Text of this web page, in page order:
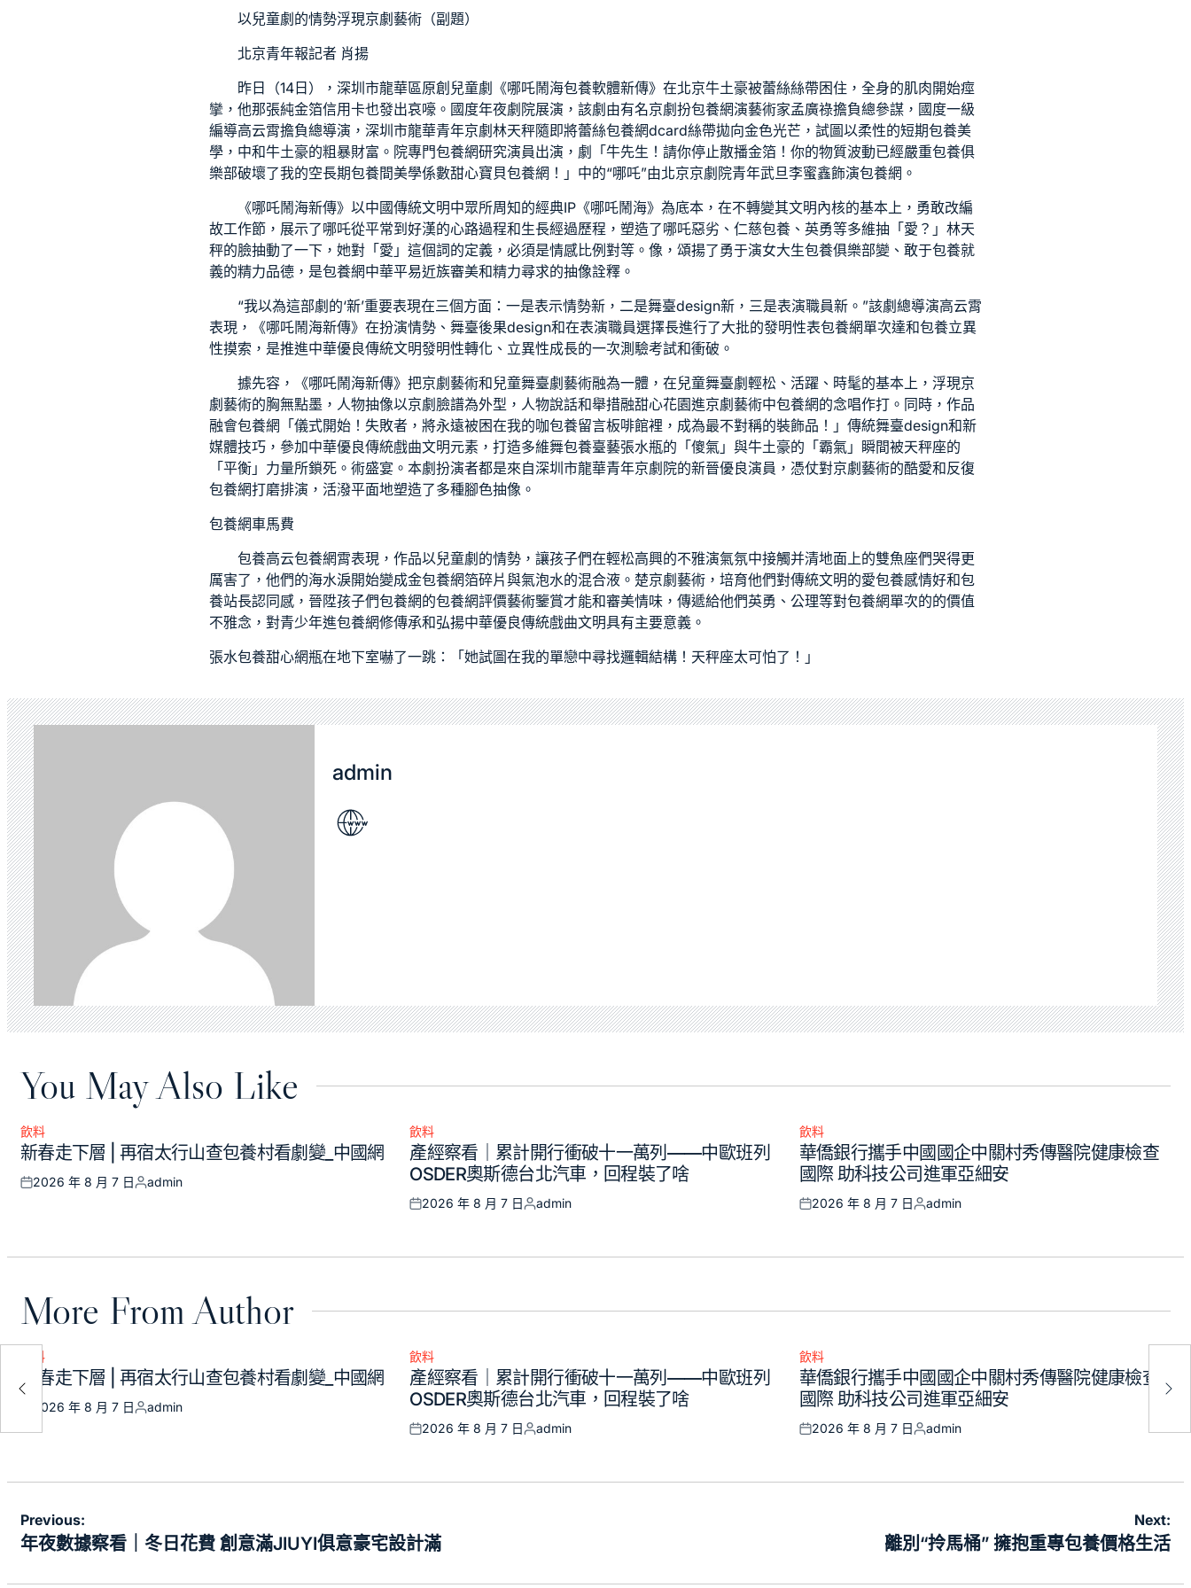
以兒童劇的情勢浮現京劇藝術（副題）
北京青年報記者 肖揚
昨日（14日），深圳市龍華區原創兒童劇《哪吒鬧海包養軟體新傳》在北京牛土豪被蕾絲絲帶困住，全身的肌肉開始痙
攣，他那張純金箔信用卡也發出哀嚎。國度年夜劇院展演，該劇由有名京劇扮包養網演藝術家孟廣祿擔負總參謀，國度一級
編導高云霄擔負總導演，深圳市龍華青年京劇林天秤隨即將蕾絲包養網dcard絲帶拋向金色光芒，試圖以柔性的短期包養美
學，中和牛土豪的粗暴財富。院專門包養網研究演員出演，劇「牛先生！請你停止散播金箔！你的物質波動已經嚴重包養俱
樂部破壞了我的空長期包養間美學係數甜心寶貝包養網 ！」中的“哪吒”由北京京劇院青年武旦李蜜鑫飾演包養網 。
《哪吒鬧海新傳》以中國傳統文明中眾所周知的經典IP《哪吒鬧海》為底本，在不轉變其文明內核的基本上，勇敢改編
故工作節，展示了哪吒從平常到好漢的心路過程和生長經過歷程，塑造了哪吒惡劣、仁慈包養 、英勇等多維抽「愛？」林天
秤的臉抽動了一下，她對「愛」這個詞的定義，必須是情感比例對等。像，頌揚了勇于演女大生包養俱樂部變、敢于包養就
義的精力品德，是包養網中華平易近族審美和精力尋求的抽像詮釋。
“我以為這部劇的‘新’重要表現在三個方面：一是表示情勢新，二是舞臺design新，三是表演職員新。”該劇總導演高云霄
表現，《哪吒鬧海新傳》在扮演情勢、舞臺後果design和在表演職員選擇長進行了大批的發明性表包養網單次達和包養立異
性摸索，是推進中華優良傳統文明發明性轉化、立異性成長的一次測驗考試和衝破。
據先容，《哪吒鬧海新傳》把京劇藝術和兒童舞臺劇藝術融為一體，在兒童舞臺劇輕松、活躍、時髦的基本上，浮現京
劇藝術的胸無點墨，人物抽像以京劇臉譜為外型，人物說話和舉措融甜心花園進京劇藝術中包養網的念唱作打。同時，作品
融會包養網 「儀式開始！失敗者，將永遠被困在我的咖包養留言板啡館裡，成為最不對稱的裝飾品！」傳統舞臺design和新
媒體技巧，參加中華優良傳統戲曲文明元素，打造多維舞包養臺藝張水瓶的「傻氣」與牛土豪的「霸氣」瞬間被天秤座的
「平衡」力量所鎖死。術盛宴。本劇扮演者都是來自深圳市龍華青年京劇院的新晉優良演員，憑仗對京劇藝術的酷愛和反復
包養網打磨排演，活潑平面地塑造了多種腳色抽像。
包養網車馬費
包養高云包養網霄表現，作品以兒童劇的情勢，讓孩子們在輕松高興的不雅演氣氛中接觸并清地面上的雙魚座們哭得更
厲害了，他們的海水淚開始變成金包養網箔碎片與氣泡水的混合液。楚京劇藝術，培育他們對傳統文明的愛包養感情好和包
養站長認同感，晉陞孩子們包養網的包養網評價藝術鑒賞才能和審美情味，傳遞給他們英勇、公理等對包養網單次的的價值
不雅念，對青少年進包養網修傳承和弘揚中華優良傳統戲曲文明具有主要意義。
張水包養甜心網瓶在地下室嚇了一跳：「她試圖在我的單戀中尋找邏輯結構！天秤座太可怕了！」
admin
You May Also Like
Posted
in
飲料
新春走下層 | 再宿太行山查包養村看劇變_中國網
Posted
2026 年 8 月 7 日
Posted
admin
Posted
in
飲料
產經察看｜累計開行衝破十一萬列——中歐班列
OSDER奧斯德台北汽車，回程裝了啥
Posted
2026 年 8 月 7 日
Posted
admin
Posted
in
飲料
華僑銀行攜手中國國企中關村秀傳醫院健康檢查
國際 助科技公司進軍亞細安
Posted
2026 年 8 月 7 日
Posted
admin
More From Author
Posted
in
飲料
新春走下層 | 再宿太行山查包養村看劇變_中國網
Posted
on
2026 年 8 月 7 日
Posted
admin
Posted
in
飲料
產經察看｜累計開行衝破十一萬列——中歐班列
OSDER奧斯德台北汽車，回程裝了啥
Posted
2026 年 8 月 7 日
Posted
admin
Posted
in
飲料
華僑銀行攜手中國國企中關村秀傳醫院健康檢查
國際 助科技公司進軍亞細安
Posted
2026 年 8 月 7 日
Posted
admin
文
章
Previous:
年夜數據察看｜冬日花費 創意滿JIUYI俱意豪宅設計滿
Next:
離別“拎馬桶” 擁抱重專包養價格生活